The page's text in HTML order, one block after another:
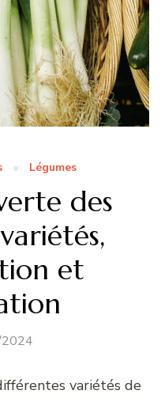
Légumes
des
et
variétés de